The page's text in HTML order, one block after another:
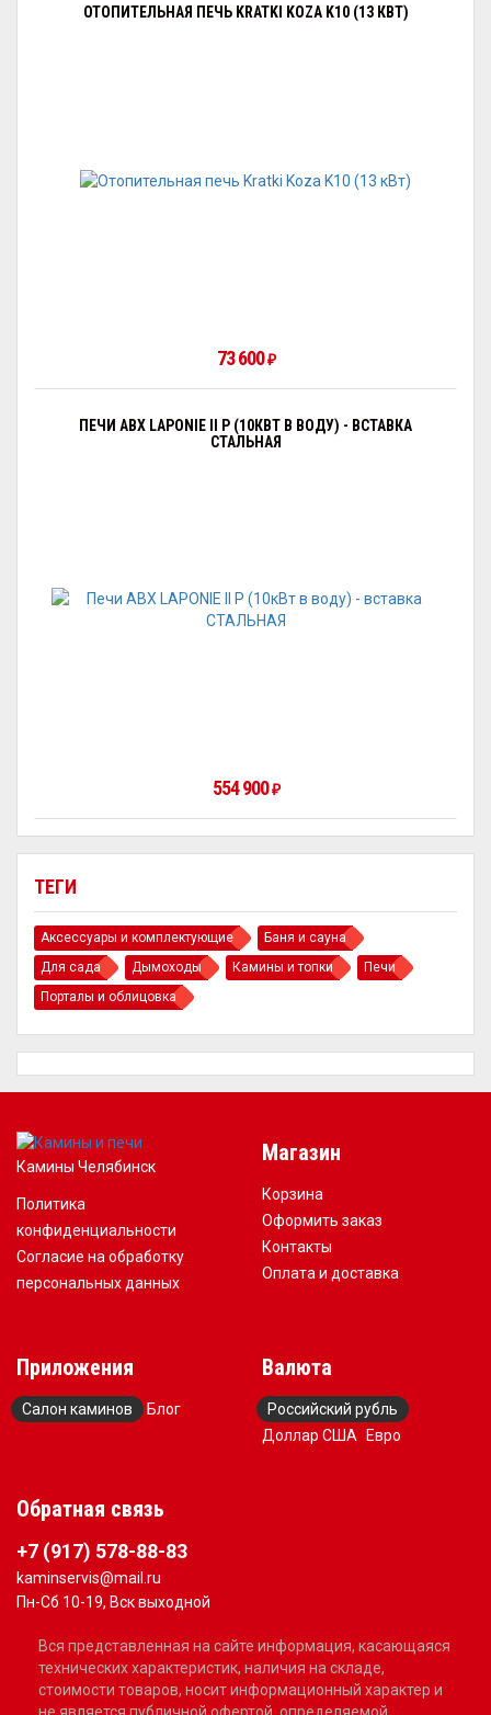
ТЕГИ
Аксессуары и комплектующие
Баня и сауна
Для сада
Дымоходы Камины и топки
Печи
Порталы и облицовка
ОТОПИТЕЛЬНАЯ ПЕЧЬ KRATKI KOZA K10 (13 КВТ)
73 600 ₽
ПЕЧИ ABX LAPONIE II P (10КВТ В ВОДУ) - ВСТАВКА
СТАЛЬНАЯ
554 900 ₽
Камины Челябинск
Политика
конфиденциальности
Согласие на обработку
персональных данных
Магазин
Корзина
Оформить заказ
Контакты
Оплата и доставка
Приложения
Салон каминов Блог
Валюта
Российский рубль
Доллар США
Евро
Обратная связь
+7 (917) 578-88-83
kaminservis@mail.ru
Пн-Сб 10-19, Вск выходной
Вся представленная на сайте информация, касающаяся
технических характеристик, наличия на складе,
стоимости товаров, носит информационный характер и